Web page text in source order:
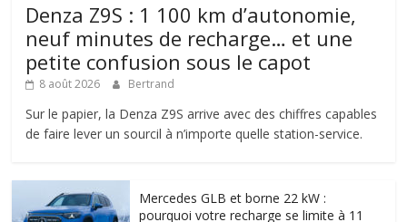
Denza Z9S : 1 100 km d’autonomie,
neuf minutes de recharge… et une
petite confusion sous le capot
8 août 2026 Bertrand
Sur le papier, la Denza Z9S arrive avec des chiffres capables
de faire lever un sourcil à n’importe quelle station-service.
Mercedes GLB et borne 22 kW :
pourquoi votre recharge se limite à 11